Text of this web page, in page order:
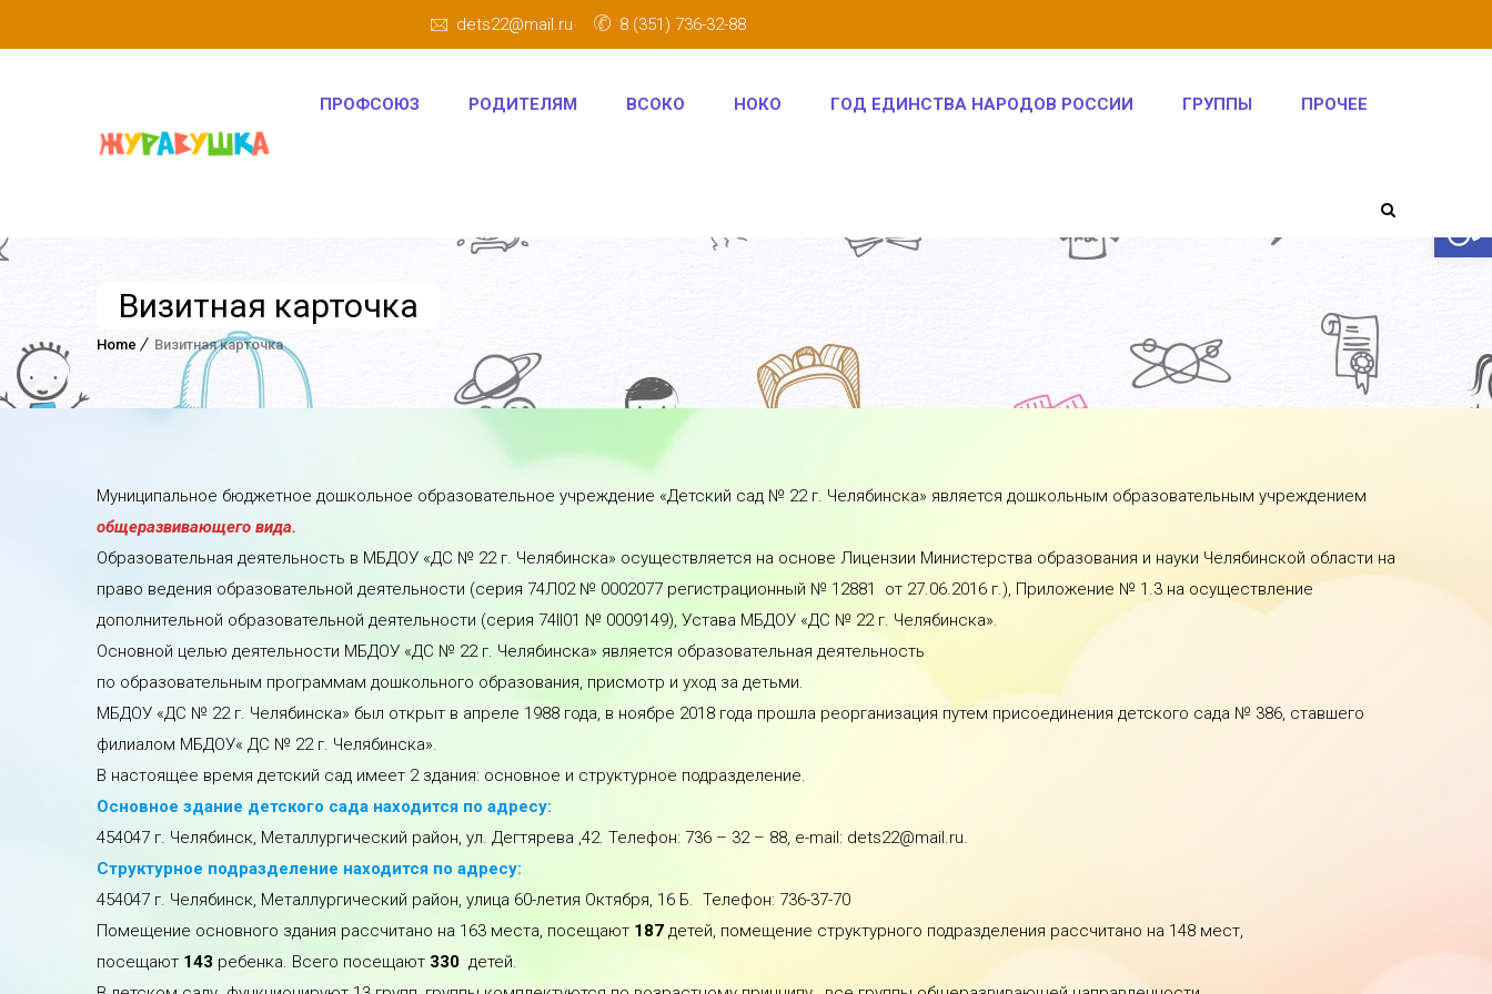
dets22@mail.ru 8 (351) 736-32-88
ПРОФСОЮЗ РОДИТЕЛЯМ ВСОКО НОКО ГОД ЕДИНСТВА НАРОДОВ РОССИИ ГРУППЫ ПРОЧЕЕ
Визитная карточка
Home Визитная карточка
Муниципальное бюджетное дошкольное образовательное учреждение «Детский сад № 22 г. Челябинска» является дошкольным образовательным учреждением
общеразвивающего вида.
Образовательная деятельность в МБДОУ «ДС № 22 г. Челябинска» осуществляется на основе Лицензии Министерства образования и науки Челябинской области на
право ведения образовательной деятельности (серия 74Л02 № 0002077 регистрационный № 12881 от 27.06.2016 г.), Приложение № 1.3 на осуществление
дополнительной образовательной деятельности (серия 74II01 № 0009149), Устава МБДОУ «ДС № 22 г. Челябинска».
Основной целью деятельности МБДОУ «ДС № 22 г. Челябинска» является образовательная деятельность
по образовательным программам дошкольного образования, присмотр и уход за детьми.
МБДОУ «ДС № 22 г. Челябинска» был открыт в апреле 1988 года, в ноябре 2018 года прошла реорганизация путем присоединения детского сада № 386, ставшего
филиалом МБДОУ« ДС № 22 г. Челябинска».
В настоящее время детский сад имеет 2 здания: основное и структурное подразделение.
Основное здание детского сада находится по адресу:
454047 г. Челябинск, Металлургический район, ул. Дегтярева ,42. Телефон: 736 – 32 – 88, e-mail: dets22@mail.ru.
Структурное подразделение находится по адресу:
454047 г. Челябинск, Металлургический район, улица 60-летия Октября, 16 Б. Телефон: 736-37-70
Помещение основного здания рассчитано на 163 места, посещают 187 детей, помещение структурного подразделения рассчитано на 148 мест,
посещают 143 ребенка. Всего посещают 330 детей.